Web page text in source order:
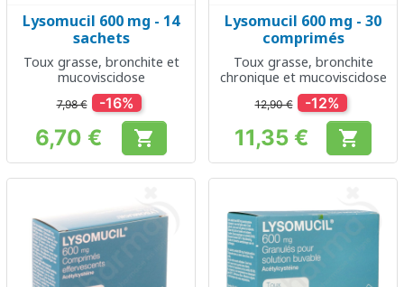
Lysomucil 600 mg - 14
sachets
Toux grasse, bronchite et
mucoviscidose
7,98 € -16%
Prix
6,70 € 
Lysomucil 600 mg - 30
comprimés
Toux grasse, bronchite
chronique et mucoviscidose
12,90 € -12%
Prix
11,35 € 